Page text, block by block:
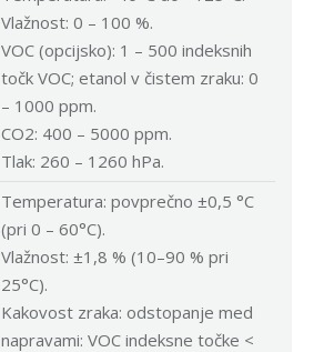
Vlažnost: 0 – 100 %.
VOC (opcijsko): 1 – 500 indeksnih
točk VOC; etanol v čistem zraku: 0
– 1000 ppm.
CO2: 400 – 5000 ppm.
Tlak: 260 – 1260 hPa.
Temperatura: povprečno ±0,5 °C
(pri 0 – 60°C).
Vlažnost: ±1,8 % (10–90 % pri
25°C).
Kakovost zraka: odstopanje med
napravami: VOC indeksne točke <